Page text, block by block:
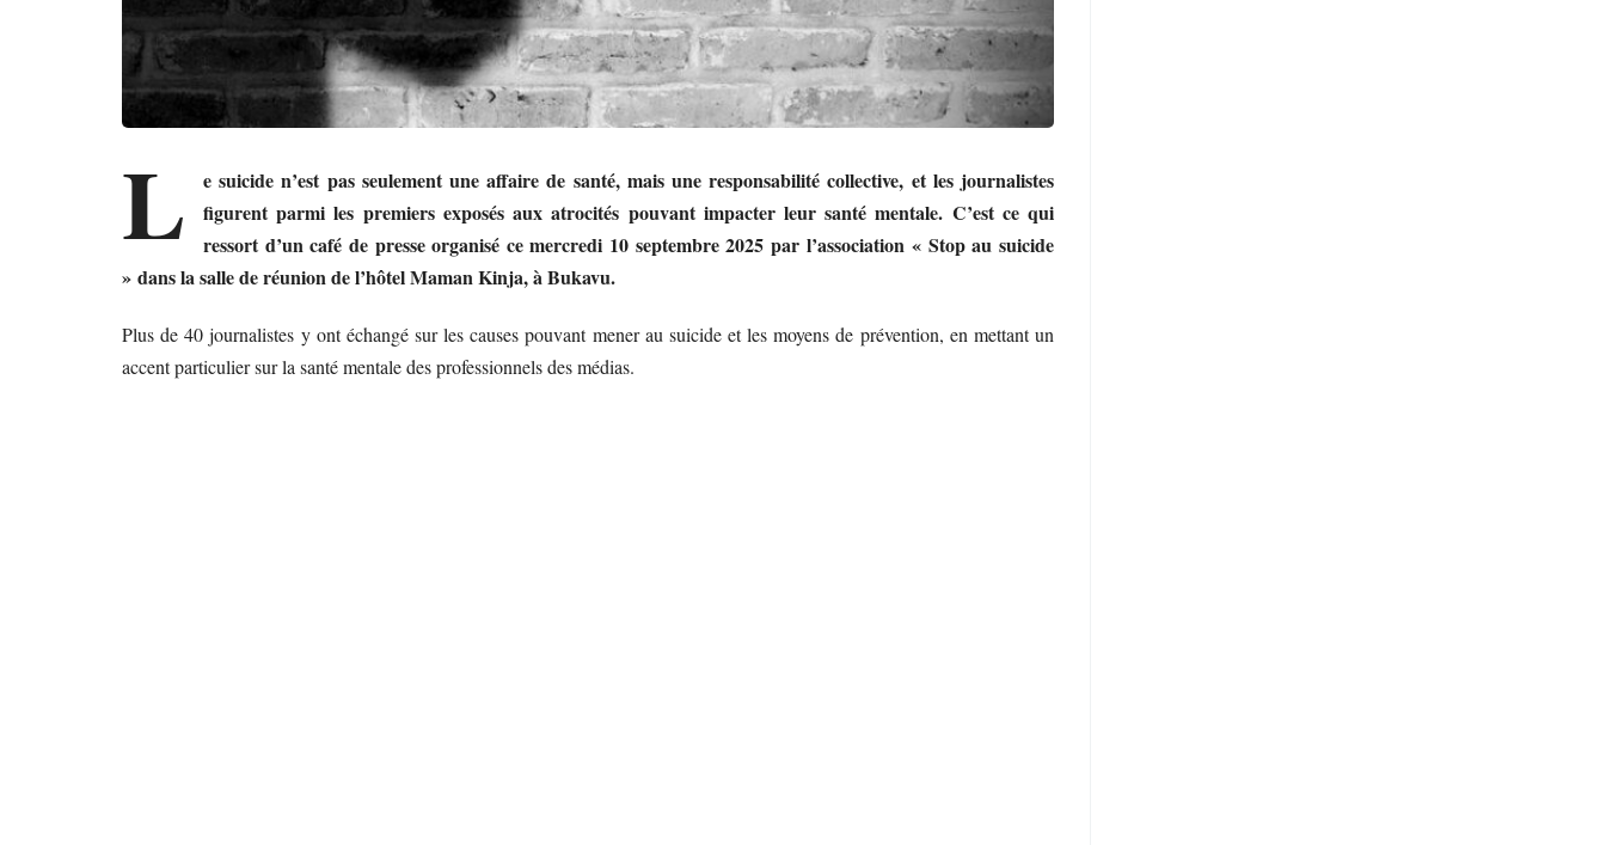
L
e suicide n’est pas seulement une affaire de santé, mais une responsabilité collective, et les journalistes
figurent parmi les premiers exposés aux atrocités pouvant impacter leur santé mentale. C’est ce qui
ressort d’un café de presse organisé ce mercredi 10 septembre 2025 par l’association« Stop au suicide
» dans la salle de réunion de l’hôtel Maman Kinja, à Bukavu.
Plus de 40 journalistes y ont échangé sur les causes pouvant mener au suicide et les moyens de prévention, en mettant un
accent particulier sur la santé mentale des professionnels des médias.